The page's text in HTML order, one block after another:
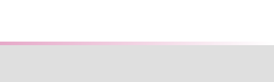
TAB para desplazarse.